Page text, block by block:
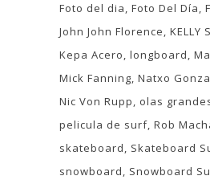
Foto del dia Foto Del Día
John John Florence KELLY
Kepa Acero longboard
Mick Fanning Natxo
Nic Von Rupp
olas
pelicula de surf Rob
skateboard
Skateboard
snowboard
Snowboard